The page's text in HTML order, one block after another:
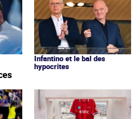
Infantino et le bal des
hypocrites